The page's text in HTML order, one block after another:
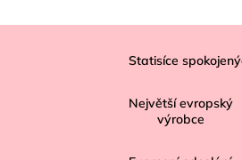
Statisíce
Největší evropský
výrobce